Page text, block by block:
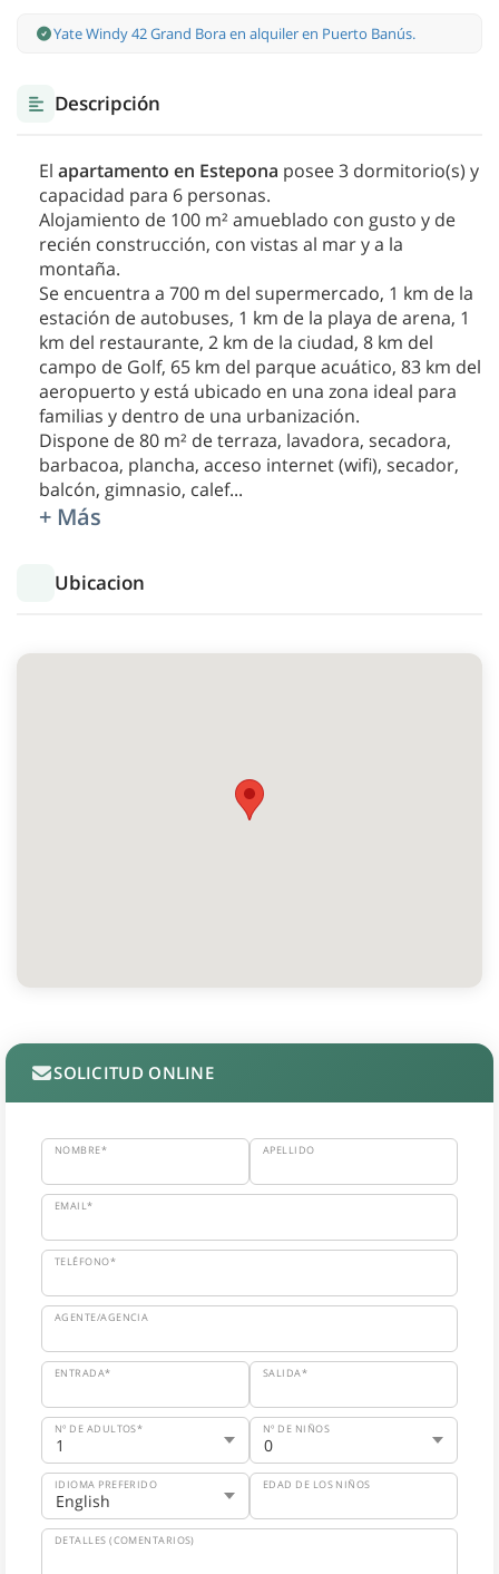
Yate Windy 42 Grand Bora en alquiler en Puerto Banús.
Descripción
El apartamento en Estepona posee 3 dormitorio(s) y
capacidad para 6 personas.
Alojamiento de 100 m² amueblado con gusto y de
recién construcción, con vistas al mar y a la
montaña.
Se encuentra a 700 m del supermercado, 1 km de la
estación de autobuses, 1 km de la playa de arena, 1
km del restaurante, 2 km de la ciudad, 8 km del
campo de Golf, 65 km del parque acuático, 83 km del
aeropuerto y está ubicado en una zona ideal para
familias y dentro de una urbanización.
Dispone de 80 m² de terraza, lavadora, secadora,
barbacoa, plancha, acceso internet (wifi), secador,
balcón, gimnasio, calef...
+ Más
Ubicacion
SOLICITUD ONLINE
NOMBRE* APELLIDO
EMAIL*
TELÉFONO*
AGENTE/AGENCIA
ENTRADA* SALIDA*
Nº DE ADULTOS* Nº DE NIÑOS
IDIOMA PREFERIDO EDAD DE LOS NIÑOS
DETALLES (COMENTARIOS)